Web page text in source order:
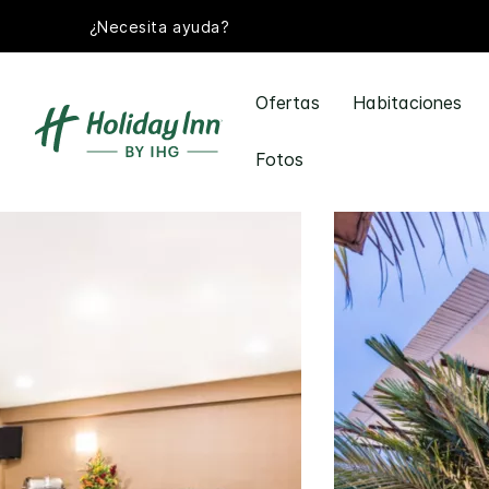
¿Necesita ayuda?
Ofertas Habitaciones
Fotos